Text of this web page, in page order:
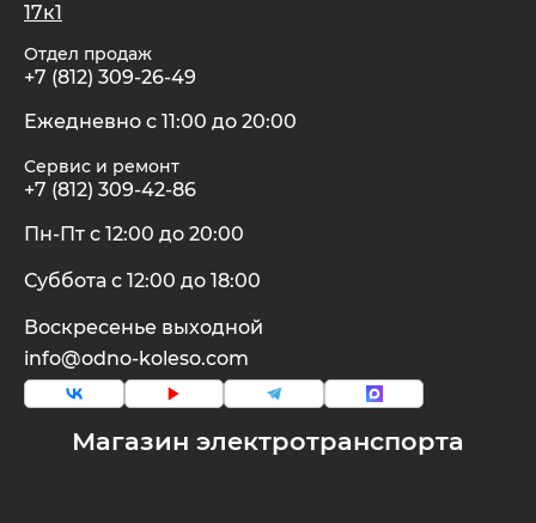
Магазин электротранспорта
17к1
Отдел продаж
+7 (812) 309-26-49
Ежедневно с 11:00 до 20:00
Сервис и ремонт
+7 (812) 309-42-86
Пн-Пт с 12:00 до 20:00
Суббота с 12:00 до 18:00
Воскресенье выходной
info@odno-koleso.com